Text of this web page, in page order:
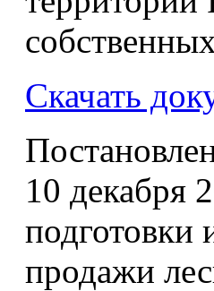
Скачать
10 декабря
подготовки
продажи